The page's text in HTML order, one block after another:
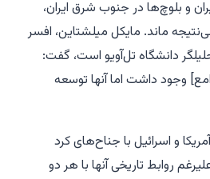
و بلوچ‌ها در جنوب شرق ایران،
ماند. مایکل میلشتاین، افسر
دانشگاه تل‌آویو است، گفت:
وجود داشت اما آنها توسعه
و اسرائیل با جناح‌های کرد
روابط تاریخی آنها با هر دو